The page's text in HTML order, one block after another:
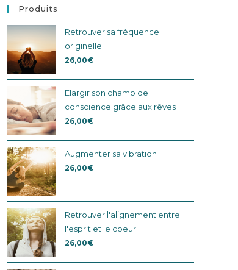
Produits
Retrouver sa fréquence
originelle
26,00€
Elargir son champ de
conscience grâce aux rêves
26,00€
Augmenter sa vibration
26,00€
Retrouver l'alignement entre
l'esprit et le coeur
26,00€